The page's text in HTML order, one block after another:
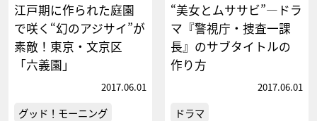
江戸期に作られた庭園
で咲く“幻のアジサイ”が
素敵！東京・文京区
「六義園」
2017.06.01
グッド！モーニング
“美女とムササビ”―ドラ
マ『警視庁・捜査一課
長』のサブタイトルの
作り方
2017.06.01
ドラマ